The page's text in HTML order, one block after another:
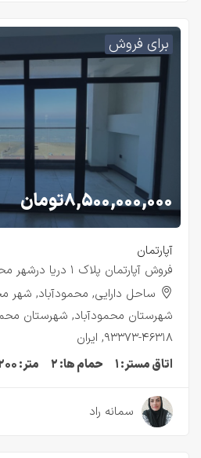
برای فروش
۸,۵۰۰,۰۰۰,۰۰۰تومان
آپارتمان
فروش آپارتمان پلاک ۱ دریا درشهر محمودآباد
ساحل دارایی, محمودآباد, شهر
شهرستان محمودآباد, شهرستان
۴۶۳۱۸-۹۳۳۷۳, ایران
اتاق مستر:۱ حمام ها:۲ متر:
سمانه راد